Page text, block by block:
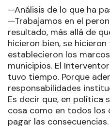
—Análisis de lo que ha
—Trabajamos en el
resultado, más allá de
hicieron bien, se
establecieron los
municipios. El
tuvo tiempo. Porque
responsabilidades
Es decir que, en política
cosa como en todos los
pagar las